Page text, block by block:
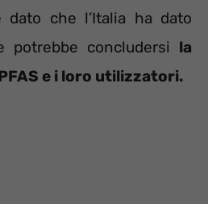
dato che l’Italia ha dato
potrebbe concludersi la
e i loro utilizzatori.